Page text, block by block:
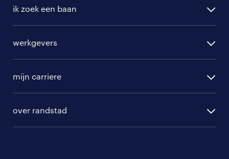
ik zoek een baan
randstad professional
randstad digital
werkgevers
hr-diensten
branches
mijn carriere
over randstad